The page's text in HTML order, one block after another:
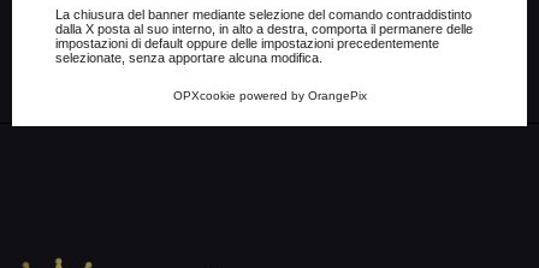
Consulta l'informativa cookie completa.
La chiusura del banner mediante selezione del comando contraddistinto
dalla X posta al suo interno, in alto a destra, comporta il permanere delle
impostazioni di default oppure delle impostazioni precedentemente
selezionate, senza apportare alcuna modifica.
OPXcookie powered by OrangePix
Condividi su Whatsapp